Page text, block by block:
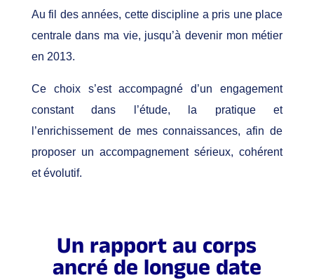
Au fil des années, cette discipline a pris une place
centrale dans ma vie, jusqu’à devenir mon métier
en 2013.
Ce choix s’est accompagné d’un engagement
constant dans l’étude, la pratique et
l’enrichissement de mes connaissances, afin de
proposer un accompagnement sérieux, cohérent
et évolutif.
Un rapport au corps
ancré de longue date